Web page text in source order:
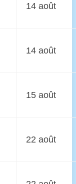
14 août
14 août
15 août
22 août